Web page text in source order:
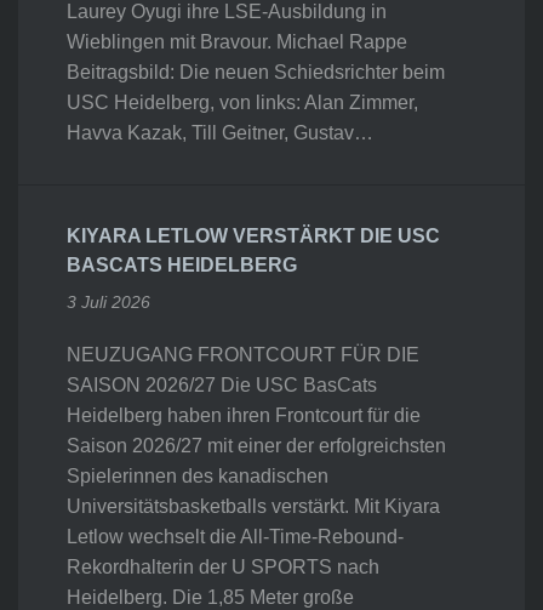
Laurey Oyugi ihre LSE-Ausbildung in
Wieblingen mit Bravour. Michael Rappe
Beitragsbild: Die neuen Schiedsrichter beim
USC Heidelberg, von links: Alan Zimmer,
Havva Kazak, Till Geitner, Gustav…
KIYARA LETLOW VERSTÄRKT DIE USC
BASCATS HEIDELBERG
3 Juli 2026
NEUZUGANG FRONTCOURT FÜR DIE
SAISON 2026/27 Die USC BasCats
Heidelberg haben ihren Frontcourt für die
Saison 2026/27 mit einer der erfolgreichsten
Spielerinnen des kanadischen
Universitätsbasketballs verstärkt. Mit Kiyara
Letlow wechselt die All-Time-Rebound-
Rekordhalterin der U SPORTS nach
Heidelberg. Die 1,85 Meter große